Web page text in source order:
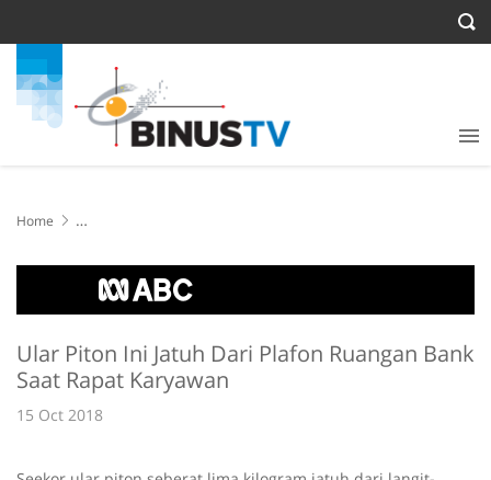
Home
Ular Piton Ini Jatuh Dari Plafon Ruangan Bank
Saat Rapat Karyawan
15 Oct 2018